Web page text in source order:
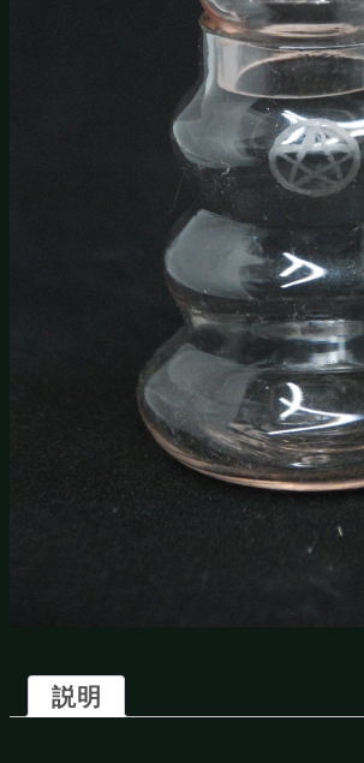
説明